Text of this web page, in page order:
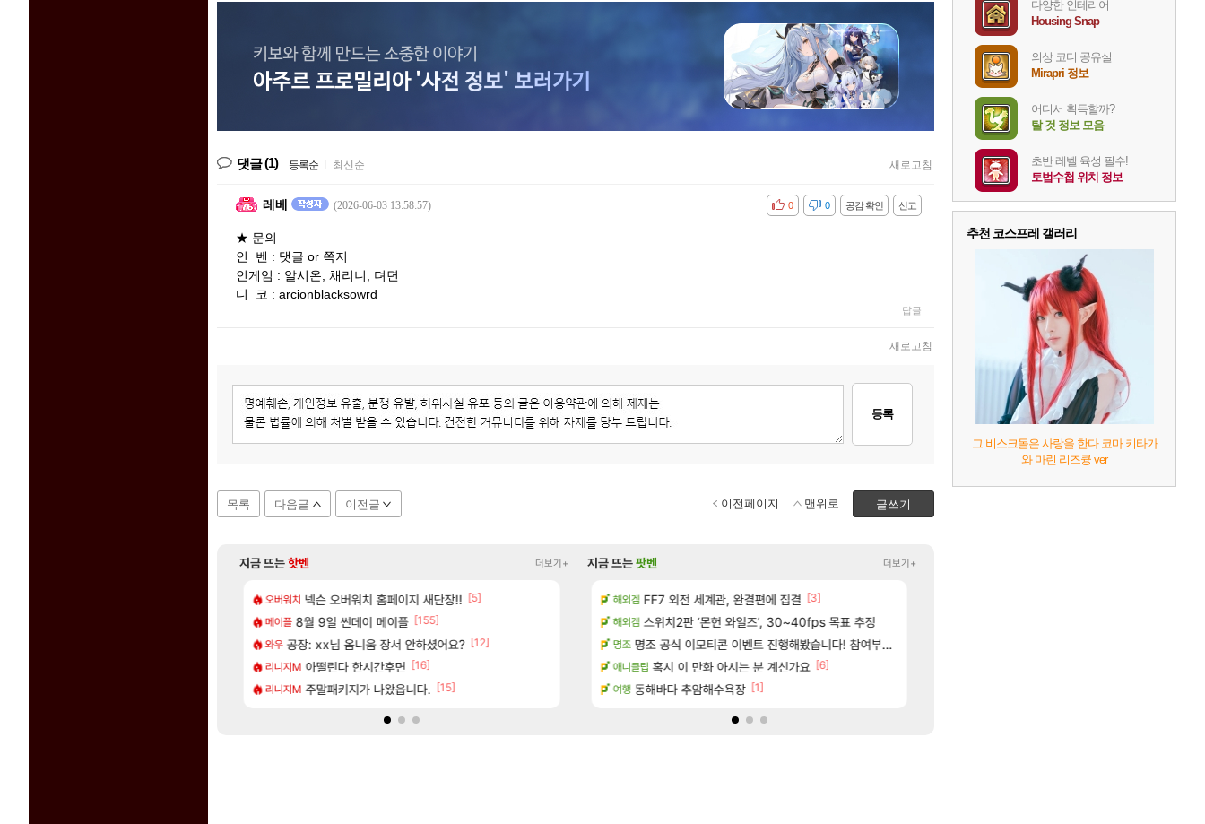
댓글(1) 등록순 최신순 새로고침
레베 (2026-06-03 13:58:57) 신고
공감 확인
비공감 0
0
★ 문의
인 벤 : 댓글 or 쪽지
인게임 : 알시온, 채리니, 뎌뎐
디 코 : arcionblacksowrd
답글
새로고침
등록
목록 다음글 이전글 글쓰기
이전페이지 맨위로
지금 뜨는핫벤 더보기+
오버워치 넥슨 오버워치 홈페이지 새단장!! [5]
메이플 8월 9일 썬데이 메이플 [155]
와우 공장: xx님 옴니움 장서 안하셨어요? [12]
리니지M 아떨린다 한시간후면 [16]
리니지M 주말패키지가 나왔읍니다. [15]
메이플 현재 나무위키 실검 1위인 김규원 [80]
로아 골드 파는 게 왜 쌀숭이임? [191]
메이플 ㅇㅂ)진짜 개웃기네 ㅋㅋ [47]
검은사막 대충 연구소요약 [5]
메이플 아니 뭔 샤타 안 나왔다고 진짜 화내는 사람도 있네
지금 뜨는팟벤 더보기+
아스오라 아사쿠라 마이 성우 정보 및 주요 필모
아스오라 아스오라 성우 정보 및 출연작 모음
아스오라 아키츠 아키나 성우 정보 및 주요 필모
비스트 모든 성소 위치 공략 (40개) - 귀환한 영혼 도전과제
리밋제로 프롤로그 테스트를 마치고.. (feat. 리아)
해외겜 FF7 외전 세계관, 완결편에 집결 [3]
해외겜 스위치2판 ‘몬헌 와일즈’, 30~40fps 목표 추정
명조 명조 공식 이모티콘 이벤트 진행해봤습니다! 참여부터 추첨까지????
애니클립 혹시 이 만화 아시는 분 계신가요 [6]
여행 동해바다 추암해수욕장 [1]
다양한 인테리어
Housing Snap
의상 코디 공유실
Mirapri 정보
어디서 획득할까?
탈 것 정보 모음
초반 레벨 육성 필수!
토법수첩 위치 정보
추천 코스프레 갤러리
그 비스크돌은 사랑을 한다 코마 키타가
와 마린 리즈큥 ver